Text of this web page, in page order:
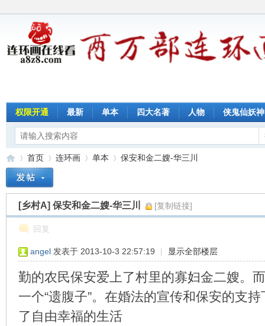
权限开通 最新 单本 四大名著 人物 侠鬼仙妖神
»
首页
›
连环画
›
单本
›
保安和金二嫂-华三川
[乡村A] 保安和金二嫂-华三川 [复制链接]
回复
angel 发表于 2013-10-3 22:57:19 | 显示全部楼层
勤的农民保安爱上了村里的寡妇金二嫂。
一个“遗腹子”。在婚法的宣传和保安的支
了自由幸福的生活